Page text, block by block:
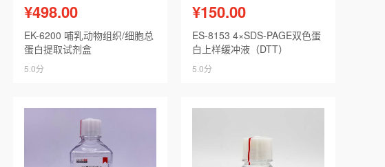
¥498.00
EK-6200 哺乳动物组织/细胞总
蛋白提取试剂盒
5.0分
¥150.00
ES-8153 4×SDS-PAGE双色蛋
白上样缓冲液（DTT）
5.0分